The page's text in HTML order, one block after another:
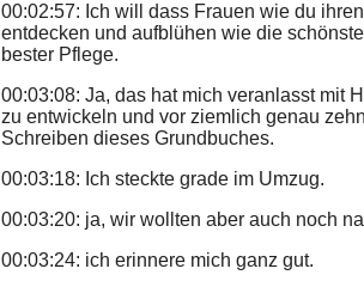
00:02:57: Ich will dass Frauen wie du
entdecken und aufblühen wie die
bester Pflege.
00:03:08: Ja, das hat mich veranlasst mit
zu entwickeln und vor ziemlich genau
Schreiben dieses Grundbuches.
00:03:18: Ich steckte grade im Umzug.
00:03:20: ja, wir wollten aber auch noch
00:03:24: ich erinnere mich ganz gut.